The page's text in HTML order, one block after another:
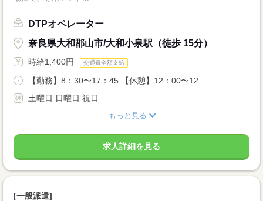
DTPオペレーター
奈良県大和郡山市/大和小泉駅（徒歩 15分）
時給1,400円 交通費全額支給
【勤務】8：30〜17：45 【休憩】12：00〜12...
土曜日 日曜日 祝日
もっと見る
求人詳細を見る
[一般派遣]